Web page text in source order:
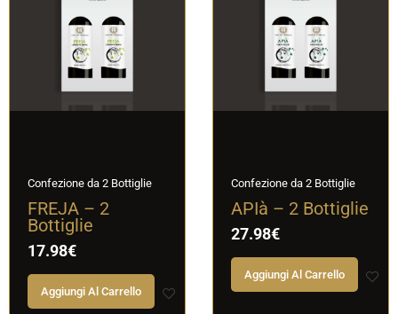
Confezione da 2 Bottiglie
FREJA – 2
Bottiglie
17.98€
Aggiungi Al Carrello
Confezione da 2 Bottiglie
APIà – 2 Bottiglie
27.98€
Aggiungi Al Carrello